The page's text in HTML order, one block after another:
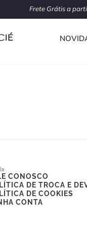
Frete Grátis a
CONOSCO
DE TROCA E
DE COOKIES
CONTA